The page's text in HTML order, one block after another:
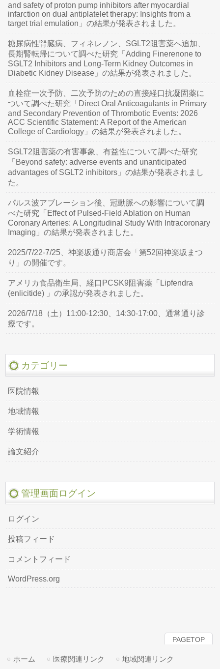
and safety of proton pump inhibitors after myocardial
infarction on dual antiplatelet therapy: Insights from a
target trial emulation」の結果が発表されました。
糖尿病性腎臓病、フィネレノン、SGLT2阻害薬へ追加、
長期腎転帰について調べた研究「Adding Finerenone to
SGLT2 Inhibitors and Long-Term Kidney Outcomes in
Diabetic Kidney Disease」の結果が発表されました。
血栓症一次予防、二次予防のための直接経口抗凝固薬に
ついて調べた研究「Direct Oral Anticoagulants in Primary
and Secondary Prevention of Thrombotic Events: 2026
ACC Scientific Statement: A Report of the American
College of Cardiology」の結果が発表されました。
SGLT2阻害薬の有害事象、有益性について調べた研究
「Beyond safety: adverse events and unanticipated
advantages of SGLT2 inhibitors」の結果が発表されまし
た。
パルス波アブレーション後、冠動脈への影響について調
べた研究「Effect of Pulsed-Field Ablation on Human
Coronary Arteries: A Longitudinal Study With Intracoronary
Imaging」の結果が発表されました。
2025/7/22-7/25、神楽坂通り商店会「第52回神楽坂まつ
り」の開催です。
アメリカ食品衛生局、経口PCSK9阻害薬「Lipfendra
(enlicitide) 」の承認が発表されました。
2026/7/18（土）11:00-12:30、14:30-17:00、通常通り診
療です。
カテゴリー
医院情報
地域情報
学術情報
論文紹介
管理画面ログイン
ログイン
投稿フィード
コメントフィード
WordPress.org
PAGETOP
ホーム 医療関連リンク 地域関連リンク